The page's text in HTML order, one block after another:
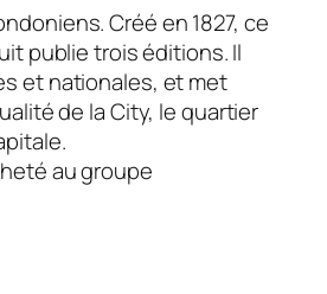
Créé en 1827, ce
publie trois éditions. Il
et nationales, et met
de la City, le quartier
au groupe